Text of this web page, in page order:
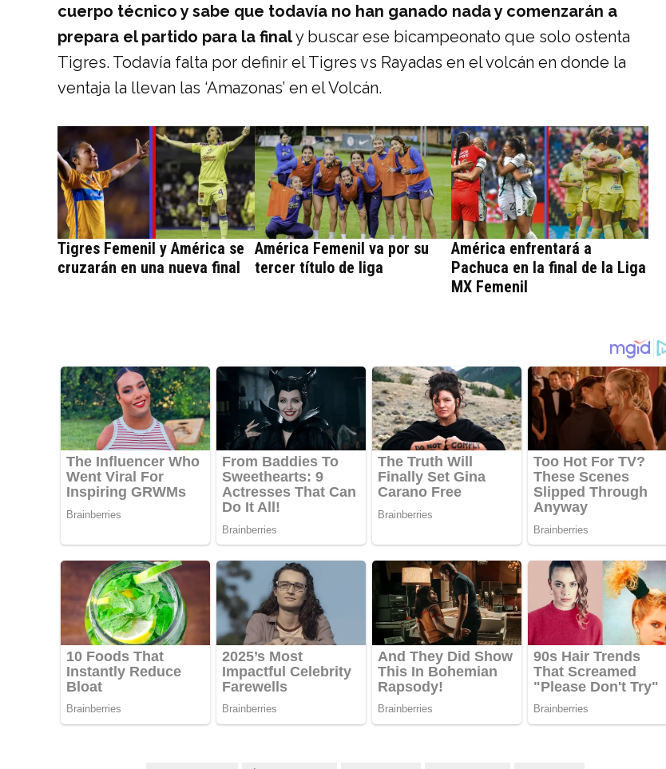
cuerpo técnico y sabe que todavía no han ganado nada y comenzarán a
prepara el partido para la finaly buscar ese bicampeonato que solo ostenta
Tigres. Todavía falta por definir el Tigres vs Rayadas en el volcán en donde la
ventaja la llevan las ‘Amazonas’ en el Volcán.
Tigres Femenil y América se
cruzarán en una nueva final
América Femenil va por su
tercer título de liga
América enfrentará a
Pachuca en la final de la Liga
MX Femenil